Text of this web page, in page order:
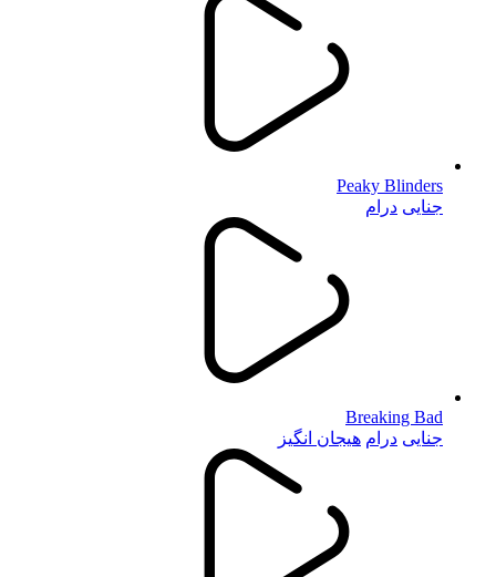
Peaky Blinders
جنایی درام
Breaking Bad
جنایی درام هیجان انگیز